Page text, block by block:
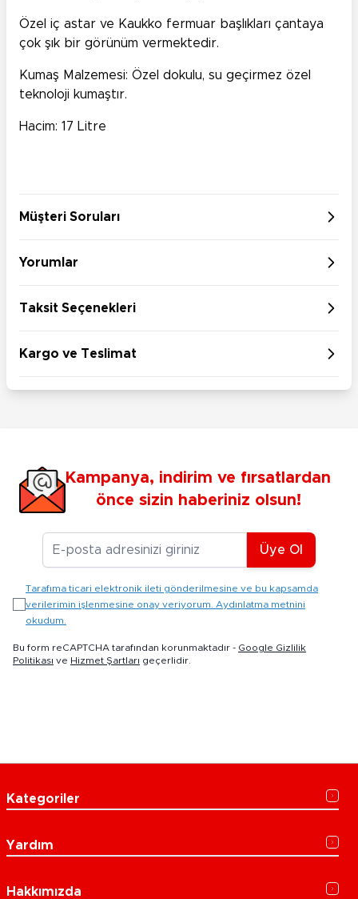
Özel iç astar ve Kaukko fermuar başlıkları çantaya
çok şık bir görünüm vermektedir.
Kumaş Malzemesi: Özel dokulu, su geçirmez özel
teknoloji kumaştır.
Hacim: 17 Litre
Müşteri Soruları
Yorumlar
Taksit Seçenekleri
Kargo ve Teslimat
Kampanya, indirim ve fırsatlardan
önce sizin haberiniz olsun!
E-posta Adresiniz
Üye Ol
Tarafıma ticari elektronik ileti gönderilmesine ve bu kapsamda
verilerimin işlenmesine onay veriyorum. Aydınlatma metnini
okudum.
Bu form reCAPTCHA tarafından korunmaktadır - Google Gizlilik
Politikası ve Hizmet Şartları geçerlidir.
Kategoriler
Yardım
Hakkımızda